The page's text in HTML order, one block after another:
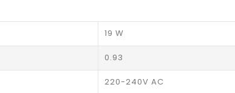
19 W
0.93
220-240V AC